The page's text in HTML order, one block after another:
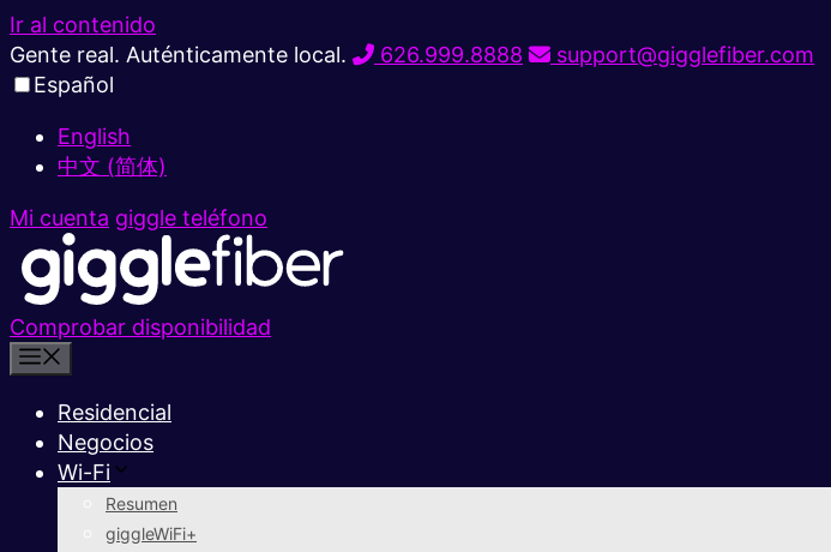
Ir al contenido
Gente real. Auténticamente local.
626.999.8888
support@gigglefiber.com
Español
English
中文 (简体)
Mi cuenta giggle teléfono
Comprobar disponibilidad
Residencial
Negocios
Wi-Fi
Resumen
giggleWiFi+